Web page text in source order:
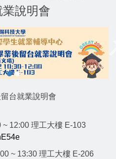
說明會
台就業說明會
~ 12:00 理工大樓 E-103
~ 13:30 理工大樓 E-206